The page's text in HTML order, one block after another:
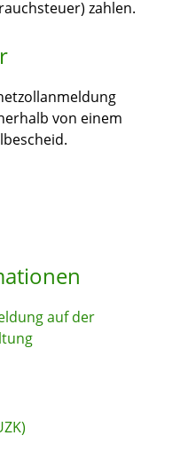
zahlen.
von einem
auf der